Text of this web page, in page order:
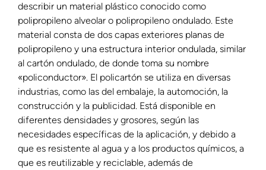
describir un material plástico conocido como
polipropileno alveolar o polipropileno ondulado. Este
material consta de dos capas exteriores planas de
polipropileno y una estructura interior ondulada, similar
al cartón ondulado, de donde toma su nombre
«policonductor». El policartón se utiliza en diversas
industrias, como las del embalaje, la automoción, la
construcción y la publicidad. Está disponible en
diferentes densidades y grosores, según las
necesidades específicas de la aplicación, y debido a
que es resistente al agua y a los productos químicos, a
que es reutilizable y reciclable, además de